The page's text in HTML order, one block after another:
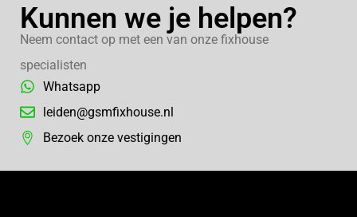
Kunnen we je helpen?
Neem contact op met een van onze fixhouse
specialisten
Whatsapp
leiden@gsmfixhouse.nl
Bezoek onze vestigingen